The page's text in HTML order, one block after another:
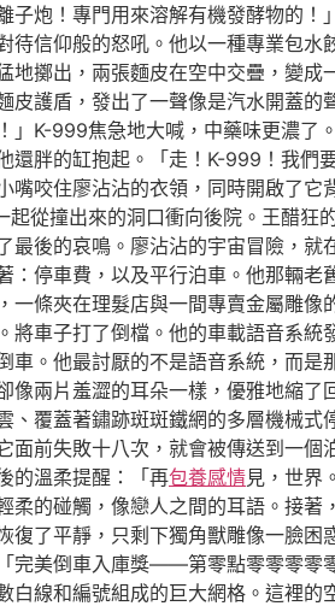
炮！專門用來溶解有機發酵物的
信仰般的怒吼。他以一種專業包
擲出，兩張麵皮在空中交疊，變
護盾，發出了一聲像是汽水開蓋
K-999焦急地大喊，中藥味更濃了
胖的缸抱起。「走！K-999！我
咬住廖沾沾的衣領，同時開啟了
從撞出來的洞口衝向後院。王醋狂
後的哀鳴。廖沾沾的宇宙冒險，
停車費，以及平行泊車。他那輛
條夾在理髮店與一間專賣金屬雕
車子打了倒檔。他的車載語音系
。他最討厭的不是語音系統，而
兩片羞澀的耳朵一樣，優雅地縮
覆蓋著鏽跡斑斑鐵網的多層機械
前失敗十八次，就會被傳送到一個
的溫柔提醒：「再包養感情見，世界
的碰觸，像戀人之間的耳語。接
了平靜，只剩下獨角獸雕像一臉
完美倒車入庫獎——第零點零零零零
白線和編號組成的巨大網格。這裡